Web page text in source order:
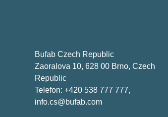
Bufab Czech Republic
Zaoralova 10, 628 00 Brno, Czech
Republic
Telefon: +420 538 777 777,
info.cs@bufab.com